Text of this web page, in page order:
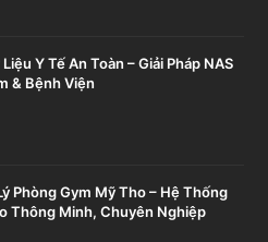
Y Tế An Toàn – Giải Pháp NAS
& Bệnh Viện
Phòng Gym Mỹ Tho – Hệ Thống
Thông Minh, Chuyên Nghiệp